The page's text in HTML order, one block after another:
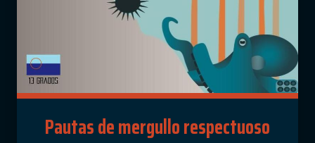
Pautas de mergullo respectuoso